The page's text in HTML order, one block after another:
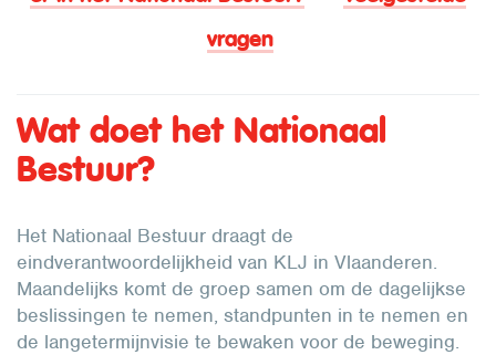
vragen
Wat doet het Nationaal
Bestuur?
Het Nationaal Bestuur draagt de
eindverantwoordelijkheid van KLJ in Vlaanderen.
Maandelijks komt de groep samen om de dagelijkse
beslissingen te nemen, standpunten in te nemen en
de langetermijnvisie te bewaken voor de beweging.